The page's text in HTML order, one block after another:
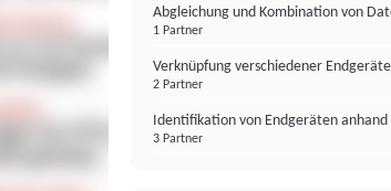
Abgleichung und Kombination von
1 Partner
Verknüpfung verschiedener Endgeräte
2 Partner
Identifikation von Endgeräten
3 Partner